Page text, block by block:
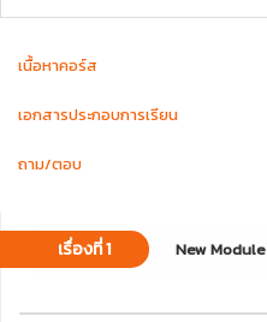
เนื้อหาคอร์ส
เอกสารประกอบการเรียน
ถาม/ตอบ
เรื่องที่ 1 New Module